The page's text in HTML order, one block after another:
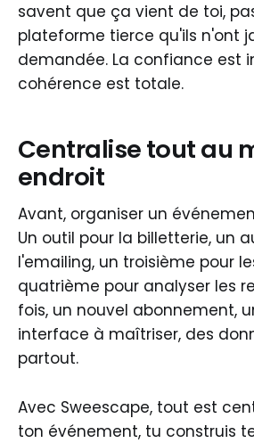
savent que ça vient de toi,
plateforme tierce qu'ils n'ont
demandée. La confiance est
cohérence est totale.
Centralise tout au
endroit
Avant, organiser un
Un outil pour la billetterie, un
l'emailing, un troisième pour
quatrième pour analyser les
fois, un nouvel abonnement,
interface à maîtriser, des
partout.
Avec Sweescape, tout est
ton événement, tu construis